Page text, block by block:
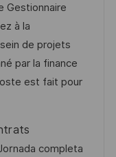
Gestionnaire
à la
de projets
par la finance
est fait pour
completa